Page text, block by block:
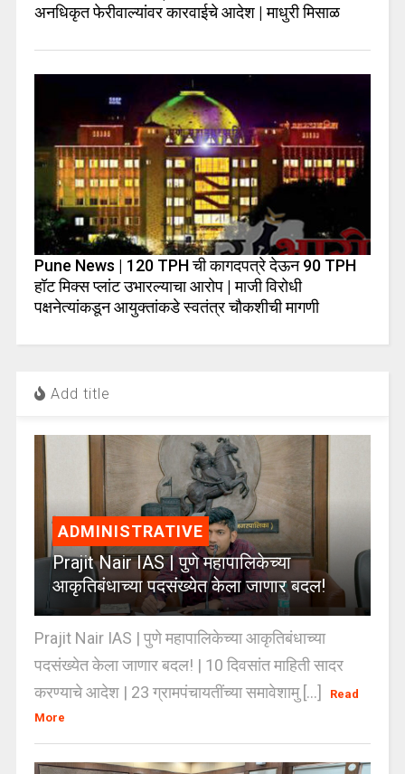
अनधिकृत फेरीवाल्यांवर कारवाईचे आदेश | माधुरी मिसाळ
Pune News | 120 TPH ची कागदपत्रे देऊन 90 TPH
हॉट मिक्स प्लांट उभारल्याचा आरोप | माजी विरोधी
पक्षनेत्यांकडून आयुक्तांकडे स्वतंत्र चौकशीची मागणी
Add title
ADMINISTRATIVE
Prajit Nair IAS | पुणे महापालिकेच्या
आकृतिबंधाच्या पदसंख्येत केला जाणार बदल!
Prajit Nair IAS | पुणे महापालिकेच्या आकृतिबंधाच्या
पदसंख्येत केला जाणार बदल! | 10 दिवसांत माहिती सादर
करण्याचे आदेश | 23 ग्रामपंचायतींच्या समावेशामु [...]
Read
More